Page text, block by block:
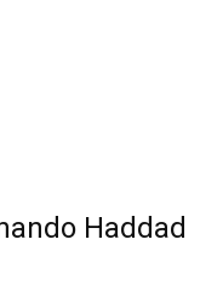
Haddad